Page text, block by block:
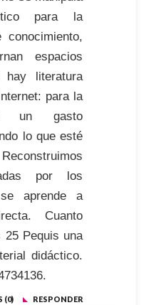
para la
conocimiento,
espacios
hay literatura
para la
un gasto
lo que esté
por los
aprende a
Cuanto
25 Pequis una
didáctico.
(0) RESPONDER